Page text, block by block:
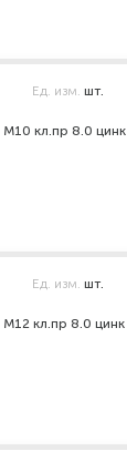
М10 кл.пр 8.0 цинк
Ед. изм. шт.
кл.пр 8.0 цинк
Ед. изм. шт.